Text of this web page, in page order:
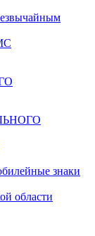
знаки
области